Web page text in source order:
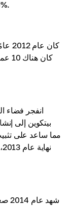
ليصل إلى خمسة بنهاية العام، بزيادة قدرها 150%.
كان
بيتكوين إلى